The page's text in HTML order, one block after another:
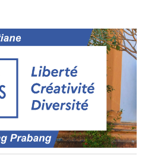
ຝຣັ່ງ& cultral events in
Laos